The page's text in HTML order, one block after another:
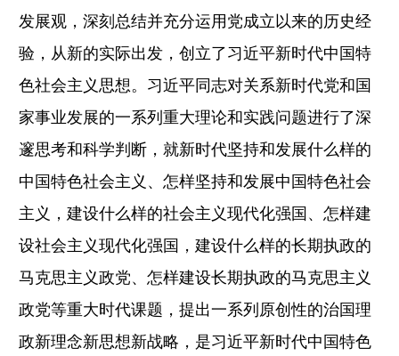
发展观，深刻总结并充分运用党成立以来的历史经
验，从新的实际出发，创立了习近平新时代中国特
色社会主义思想。习近平同志对关系新时代党和国
家事业发展的一系列重大理论和实践问题进行了深
邃思考和科学判断，就新时代坚持和发展什么样的
中国特色社会主义、怎样坚持和发展中国特色社会
主义，建设什么样的社会主义现代化强国、怎样建
设社会主义现代化强国，建设什么样的长期执政的
马克思主义政党、怎样建设长期执政的马克思主义
政党等重大时代课题，提出一系列原创性的治国理
政新理念新思想新战略，是习近平新时代中国特色